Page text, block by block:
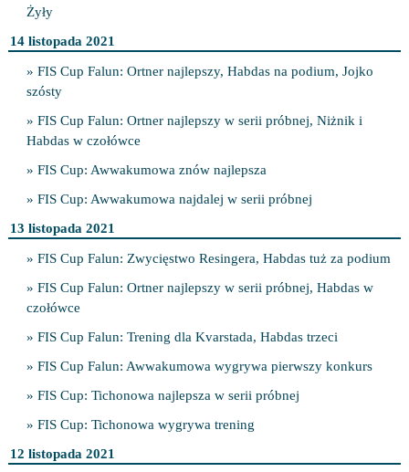
Żyły
14 listopada 2021
» FIS Cup Falun: Ortner najlepszy, Habdas na podium, Jojko
szósty
» FIS Cup Falun: Ortner najlepszy w serii próbnej, Niżnik i
Habdas w czołówce
» FIS Cup: Awwakumowa znów najlepsza
» FIS Cup: Awwakumowa najdalej w serii próbnej
13 listopada 2021
» FIS Cup Falun: Zwycięstwo Resingera, Habdas tuż za podium
» FIS Cup Falun: Ortner najlepszy w serii próbnej, Habdas w
czołówce
» FIS Cup Falun: Trening dla Kvarstada, Habdas trzeci
» FIS Cup Falun: Awwakumowa wygrywa pierwszy konkurs
» FIS Cup: Tichonowa najlepsza w serii próbnej
» FIS Cup: Tichonowa wygrywa trening
12 listopada 2021